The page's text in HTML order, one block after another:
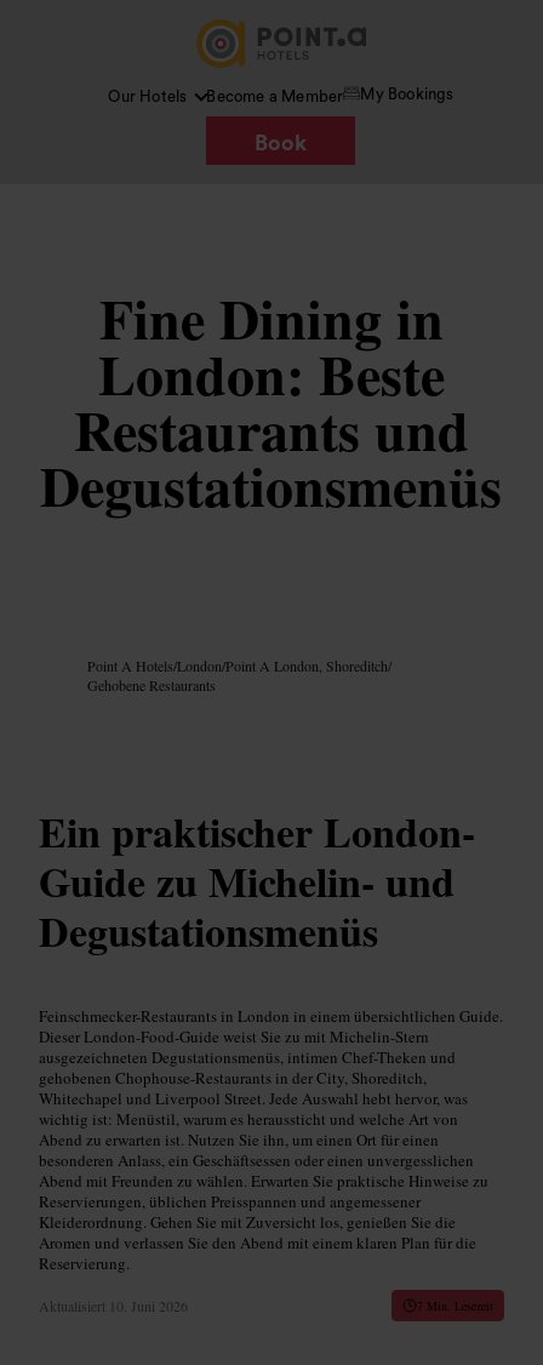
Our Hotels Become a Member My Bookings
Book
Fine Dining in
London: Beste
Restaurants und
Degustationsmenüs
Point A Hotels/London/Point A London, Shoreditch/
Gehobene Restaurants
Ein praktischer London-
Guide zu Michelin- und
Degustationsmenüs
Feinschmecker-Restaurants in London in einem übersichtlichen Guide.
Dieser London-Food-Guide weist Sie zu mit Michelin-Stern
ausgezeichneten Degustationsmenüs, intimen Chef-Theken und
gehobenen Chophouse-Restaurants in der City, Shoreditch,
Whitechapel und Liverpool Street. Jede Auswahl hebt hervor, was
wichtig ist: Menüstil, warum es heraussticht und welche Art von
Abend zu erwarten ist. Nutzen Sie ihn, um einen Ort für einen
besonderen Anlass, ein Geschäftsessen oder einen unvergesslichen
Abend mit Freunden zu wählen. Erwarten Sie praktische Hinweise zu
Reservierungen, üblichen Preisspannen und angemessener
Kleiderordnung. Gehen Sie mit Zuversicht los, genießen Sie die
Aromen und verlassen Sie den Abend mit einem klaren Plan für die
Reservierung.
Aktualisiert 10. Juni 2026 7 Min. Lesezeit